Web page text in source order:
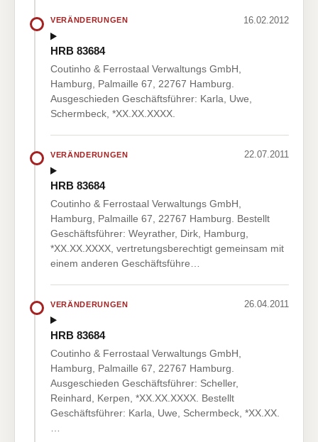
VERÄNDERUNGEN 16.02.2012
HRB 83684
Coutinho & Ferrostaal Verwaltungs GmbH,
Hamburg, Palmaille 67, 22767 Hamburg.
Ausgeschieden Geschäftsführer: Karla, Uwe,
Schermbeck, *XX.XX.XXXX.
VERÄNDERUNGEN 22.07.2011
HRB 83684
Coutinho & Ferrostaal Verwaltungs GmbH,
Hamburg, Palmaille 67, 22767 Hamburg. Bestellt
Geschäftsführer: Weyrather, Dirk, Hamburg,
*XX.XX.XXXX, vertretungsberechtigt gemeinsam mit
einem anderen Geschäftsführe…
VERÄNDERUNGEN 26.04.2011
HRB 83684
Coutinho & Ferrostaal Verwaltungs GmbH,
Hamburg, Palmaille 67, 22767 Hamburg.
Ausgeschieden Geschäftsführer: Scheller,
Reinhard, Kerpen, *XX.XX.XXXX. Bestellt
Geschäftsführer: Karla, Uwe, Schermbeck, *XX.XX.